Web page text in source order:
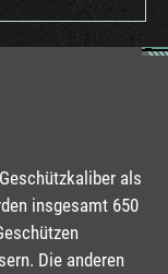
als
insgesamt 650
Die anderen